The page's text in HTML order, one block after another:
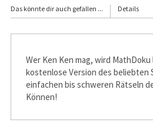
Das könnte dir auch gefallen ... Details
Wer Ken Ken mag, wird
kostenlose Version des beliebten
einfachen bis schweren Rätseln
Können!